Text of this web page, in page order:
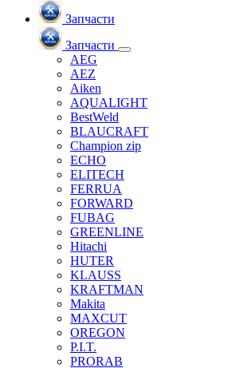
Запчасти
Запчасти
AEG
AEZ
Aiken
AQUALIGHT
BestWeld
BLAUCRAFT
Champion zip
ECHO
ELITECH
FERRUA
FORWARD
FUBAG
GREENLINE
Hitachi
HUTER
KLAUSS
KRAFTMAN
Makita
MAXCUT
OREGON
P.I.T.
PRORAB